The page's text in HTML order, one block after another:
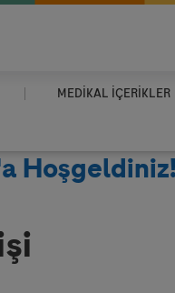
MEDIKAL İÇERIKLER
Hoşgeldiniz!